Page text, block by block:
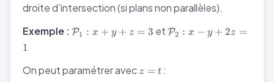
droite d’intersection (si plans non parallèles).
Exemple : \mathcal{P}_1
: x + y + z = 3
P1 : x + y + z = 3 et\mathcal{P}_2
: x - y + 2z = 1
P2 : x − y + 2z =
1
On peut paramétrer avec z
z = t :